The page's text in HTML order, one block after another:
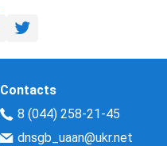
Contacts
8 (044) 258-21-45
dnsgb_uaan@ukr.net